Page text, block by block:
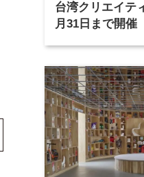
台湾クリエイテ
月31日まで開催